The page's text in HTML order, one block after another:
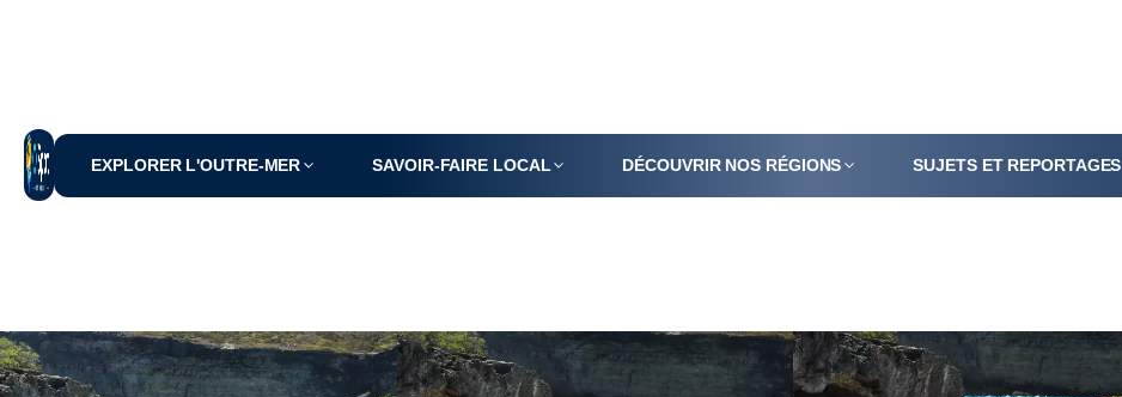
EXPLORER L'OUTRE-MER SAVOIR-FAIRE LOCAL DÉCOUVRIR NOS RÉGIONS SUJETS ET REPORTAGES